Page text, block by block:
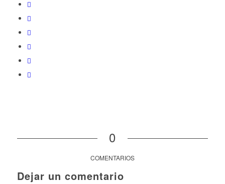
0
COMENTARIOS
Dejar un comentario